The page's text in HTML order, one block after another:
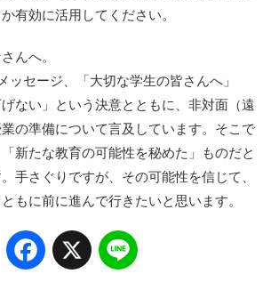
有効に活用してください。
んへ。
セージ、「大切な学生の皆さんへ」
ない」という決意とともに、非対面（遠
の準備について言及しています。そこで
新たな教育の可能性を秘めた」ものだと
手さぐりですが、その可能性を信じて、
もに前に進んで行きたいと思います。
Facebook
X